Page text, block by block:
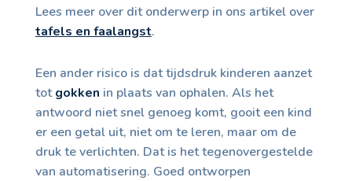
Lees meer over dit onderwerp in ons artikel over
tafels en faalangst.
Een ander risico is dat tijdsdruk kinderen aanzet
totgokken in plaats van ophalen. Als het
antwoord niet snel genoeg komt, gooit een kind
er een getal uit, niet om te leren, maar om de
druk te verlichten. Dat is het tegenovergestelde
van automatisering. Goed ontworpen